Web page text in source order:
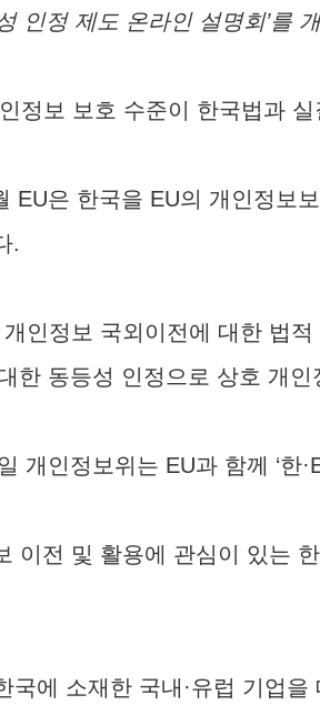
인정 제도 온라인 설명회’를
정보 보호 수준이 한국법과
EU은 한국을 EU의 개인정보
.
인정보 국외이전에 대한 법
한 동등성 인정으로 상호 개
개인정보위는 EU과 함께 ‘한
이전 및 활용에 관심이 있는
국에 소재한 국내·유럽 기업